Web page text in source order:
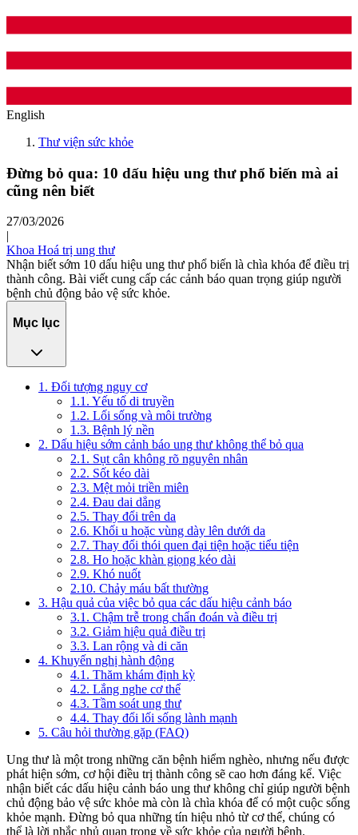
English
Thư viện sức khỏe
Đừng bỏ qua: 10 dấu hiệu ung thư phổ biến mà ai
cũng nên biết
27/03/2026
|
Khoa Hoá trị ung thư
Nhận biết sớm 10 dấu hiệu ung thư phổ biến là chìa khóa để điều trị
thành công. Bài viết cung cấp các cảnh báo quan trọng giúp người
bệnh chủ động bảo vệ sức khỏe.
Mục lục
1. Đối tượng nguy cơ
1.1. Yếu tố di truyền
1.2. Lối sống và môi trường
1.3. Bệnh lý nền
2. Dấu hiệu sớm cảnh báo ung thư không thể bỏ qua
2.1. Sụt cân không rõ nguyên nhân
2.2. Sốt kéo dài
2.3. Mệt mỏi triền miên
2.4. Đau dai dẳng
2.5. Thay đổi trên da
2.6. Khối u hoặc vùng dày lên dưới da
2.7. Thay đổi thói quen đại tiện hoặc tiểu tiện
2.8. Ho hoặc khàn giọng kéo dài
2.9. Khó nuốt
2.10. Chảy máu bất thường
3. Hậu quả của việc bỏ qua các dấu hiệu cảnh báo
3.1. Chậm trễ trong chẩn đoán và điều trị
3.2. Giảm hiệu quả điều trị
3.3. Lan rộng và di căn
4. Khuyến nghị hành động
4.1. Thăm khám định kỳ
4.2. Lắng nghe cơ thể
4.3. Tầm soát ung thư
4.4. Thay đổi lối sống lành mạnh
5. Câu hỏi thường gặp (FAQ)
Ung thư là một trong những căn bệnh hiểm nghèo, nhưng nếu được
phát hiện sớm, cơ hội điều trị thành công sẽ cao hơn đáng kể. Việc
nhận biết các dấu hiệu cảnh báo ung thư không chỉ giúp người bệnh
chủ động bảo vệ sức khỏe mà còn là chìa khóa để có một cuộc sống
khỏe mạnh. Đừng bỏ qua những tín hiệu nhỏ từ cơ thể, chúng có
thể là lời nhắc nhủ quan trọng về sức khỏe của người bệnh.